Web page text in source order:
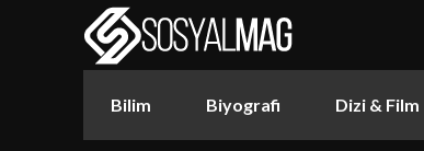
Bilim Biyografi Dizi & Film